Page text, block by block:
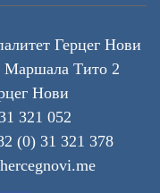
Герцег Нови
Тито 2
Нови
321 052
(0) 31 321 378